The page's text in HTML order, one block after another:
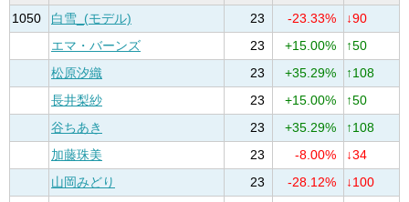
1050
白雪_(モデル) 23 -23.33%
↓90
エマ・バーンズ
23 +15.00%
↑50
松原汐織
23 +35.29%
↑108
長井梨紗
23 +15.00%
↑50
谷ちあき
23 +35.29%
↑108
加藤珠美
23 -8.00%
↓34
山岡みどり
23 -28.12%
↓100